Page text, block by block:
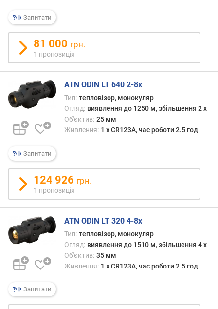
о
п
т
и
ч
н
е
з
б
л
ь
е
н
н
я
(
x
)
ц
ф
р
в
е
Запитати
81 000 грн.
1 пропозиція
Запитати
ATN ODIN LT 640 2-8x
Тип: тепловізор, монокуляр
Огляд: виявлення до 1250 м, збільшення 2 x
Об'єктив: 25 мм
Живлення: 1 x CR123A, час роботи 2.5 год
124 926 грн.
1 пропозиція
Запитати
ATN ODIN LT 320 4-8x
Тип: тепловізор, монокуляр
Огляд: виявлення до 1510 м, збільшення 4 x
Об'єктив: 35 мм
Живлення: 1 x CR123A, час роботи 2.5 год